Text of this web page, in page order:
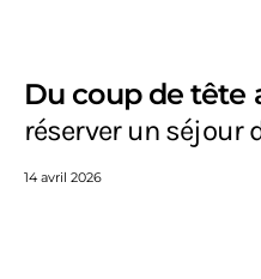
Du coup de tête
réserver un séjour
14 avril 2026